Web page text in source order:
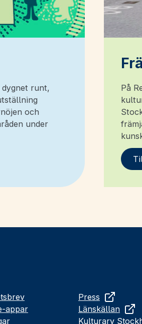
runt,
och
under
På
appar
Press
Länskällan
Kulturarv